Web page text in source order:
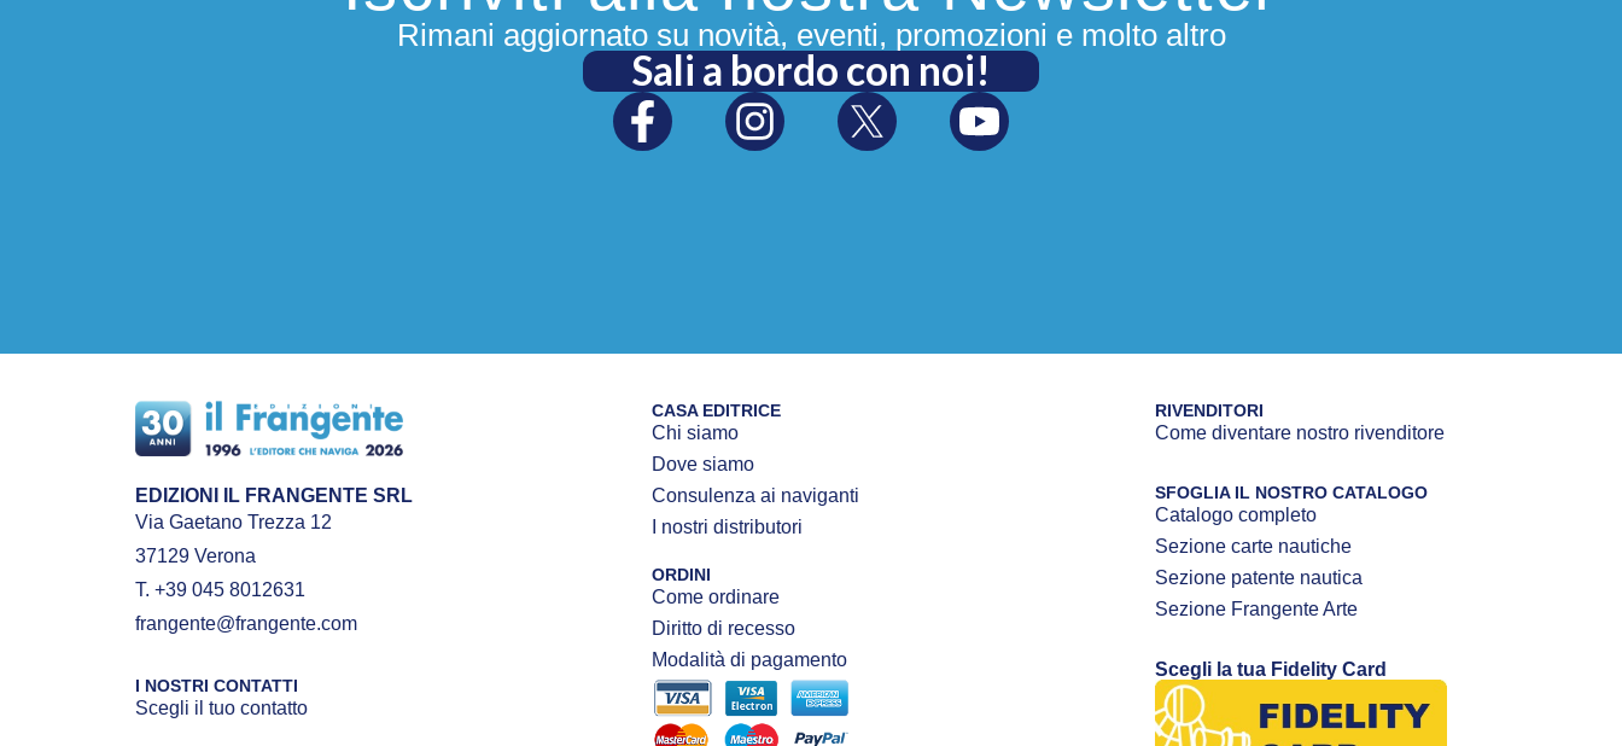
Rimani aggiornato su novità, eventi, promozioni e molto altro
Sali a bordo con noi!
EDIZIONI IL FRANGENTE SRL
Via Gaetano Trezza 12
37129 Verona
T. +39 045 8012631
frangente@frangente.com
I NOSTRI CONTATTI
Scegli il tuo contatto
CASA EDITRICE
Chi siamo
Dove siamo
Consulenza ai naviganti
I nostri distributori
ORDINI
Come ordinare
Diritto di recesso
Modalità di pagamento
RIVENDITORI
Come diventare nostro rivenditore
SFOGLIA IL NOSTRO CATALOGO
Catalogo completo
Sezione carte nautiche
Sezione patente nautica
Sezione Frangente Arte
Scegli la tua Fidelity Card